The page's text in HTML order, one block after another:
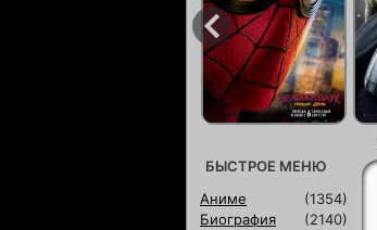
БЫСТРОЕ МЕНЮ
Аниме
(1354)
Биография
(2140)